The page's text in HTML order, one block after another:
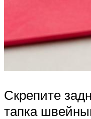
Скрепите
тапка